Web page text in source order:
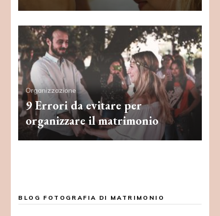
Organizzazione
9 Errori da evitare per
organizzare il matrimonio
BLOG FOTOGRAFIA DI MATRIMONIO